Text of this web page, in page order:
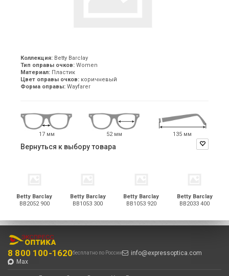
Коллекция: Betty Barclay
Тип оправы очков: Women
Материал: Пластик
Цвет оправы очков: коричневый
Форма оправы: Wayfarer
17 мм 52 мм 135 мм
Вернуться к выбору товара
Betty Barclay
BB2052 900
Betty Barclay
BB1053 300
Betty Barclay
BB1053 920
Betty Barclay
BB2033 400
8 800 100-1620бесплатно по России
info@expressoptica.com
Max